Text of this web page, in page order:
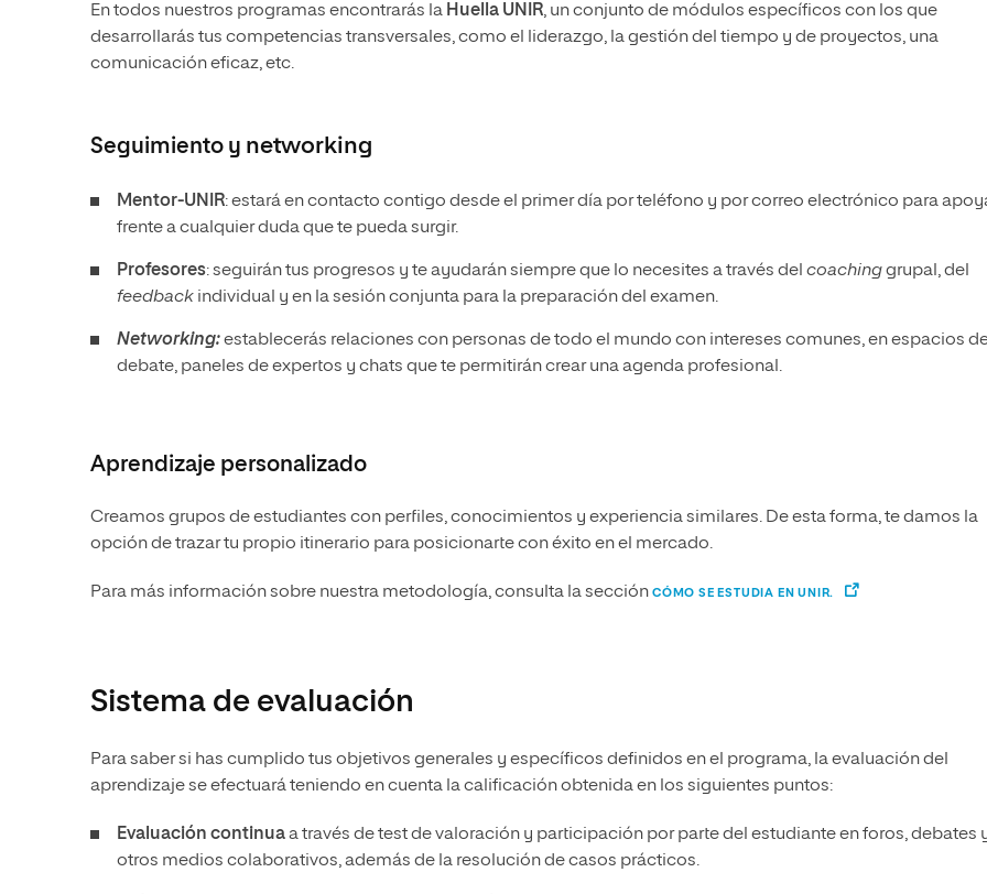
En todos nuestros programas encontrarás la Huella UNIR, un conjunto de módulos específicos con los que
desarrollarás tus competencias transversales, como el liderazgo, la gestión del tiempo y de proyectos, una
comunicación eficaz, etc.
Seguimiento y networking
Mentor-UNIR: estará en contacto contigo desde el primer día por teléfono y por correo electrónico para
frente a cualquier duda que te pueda surgir.
Profesores: seguirán tus progresos y te ayudarán siempre que lo necesites a través del coachinggrupal, del
feedback individual y en la sesión conjunta para la preparación del examen.
Networking:establecerás relaciones con personas de todo el mundo con intereses comunes, en espacios
debate, paneles de expertos y chats que te permitirán crear una agenda profesional.
Aprendizaje personalizado
Creamos grupos de estudiantes con perfiles, conocimientos y experiencia similares. De esta forma, te damos la
opción de trazar tu propio itinerario para posicionarte con éxito en el mercado.
Para más información sobre nuestra metodología, consulta la sección CÓMO SE ESTUDIA EN UNIR.
Sistema de evaluación
Para saber si has cumplido tus objetivos generales y específicos definidos en el programa, la evaluación del
aprendizaje se efectuará teniendo en cuenta la calificación obtenida en los siguientes puntos:
Evaluación continuaa través de test de valoración y participación por parte del estudiante en foros, debates
otros medios colaborativos, además de la resolución de casos prácticos.